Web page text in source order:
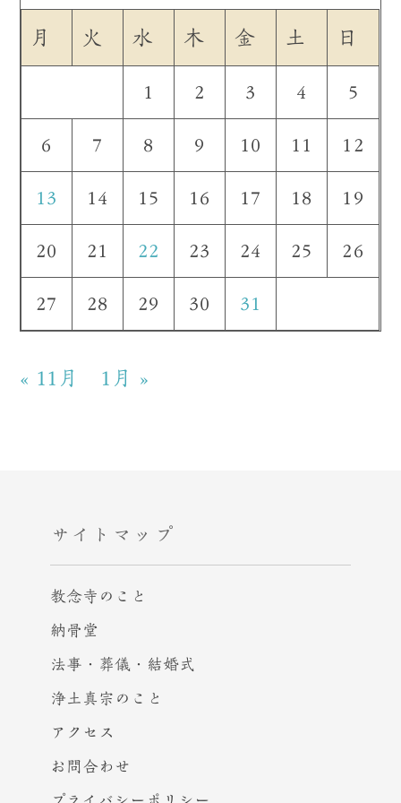
月 火 水 木 金 土 日
1 2 3 4 5
6 7 8 9 10 11 12
13 14 15 16 17 18 19
20 21 22 23 24 25 26
27 28 29 30 31
« 11月 1月 »
サイトマップ
教念寺のこと
納骨堂
法事・葬儀・結婚式
浄土真宗のこと
アクセス
お問合わせ